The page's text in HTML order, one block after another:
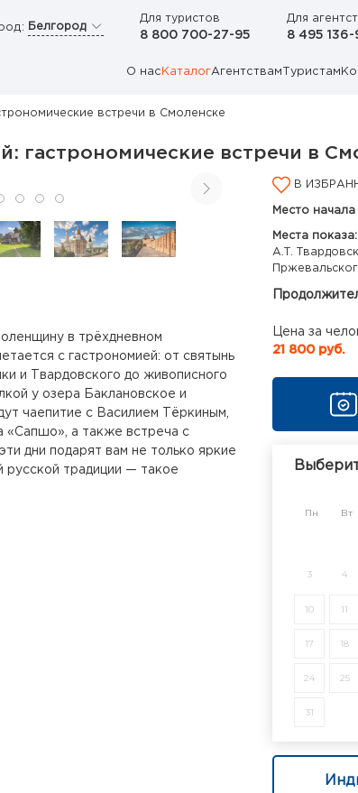
Белгород
Для туристов
8 800 700-27-95
Для
8 495 136-
О нас КаталогАгентствам Туристам
встречи в Смоленске
гастрономические встречи в
в трёхдневном
с гастрономией: от святынь
и Твардовского до живописного
у озера Баклановское и
чаепитие с Василием Тёркиным,
«Сапшо», а также встреча с
дни подарят вам не только яркие
русской традиции — такое
В
Место
Места показа:
А.Т.
Цена за
21 800 руб.
Пн Вт
3 4
10 11
17 18
24 25
31